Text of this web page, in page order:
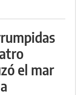
el mar